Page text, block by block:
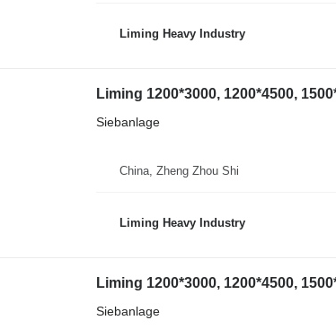
Liming Heavy Industry
Liming 1200*3000, 1200*4500,
Siebanlage
China, Zheng Zhou Shi
Liming Heavy Industry
Liming 1200*3000, 1200*4500,
Siebanlage